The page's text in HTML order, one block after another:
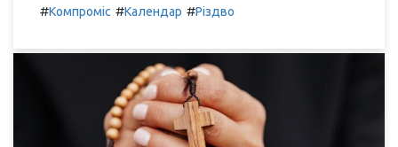
#Компроміс #Календар #Різдво